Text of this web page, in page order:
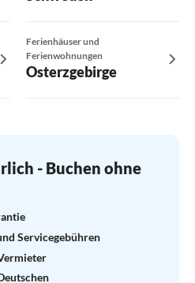
Ferienhäuser und
Ferienwohnungen
Osterzgebirge
- Buchen ohne
Servicegebühren